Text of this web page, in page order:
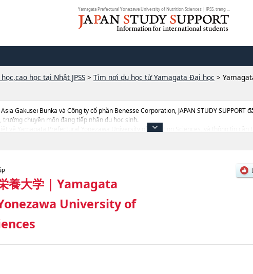
Yamagata Prefectural Yonezawa University of Nutrition Sciences | JPSS, trang ...
học tại Nhật JPSS > Tìm nơi du học từ Yamagata Đại học >
Gakusei Bunka và Công ty cổ phần Benesse Corporation, JAPAN STUDY
chuyên môn đang tiếp nhận du học sinh.
về Yamagata Prefectural Yonezawa University of Nutrition Sciences, và thông tin cần
養大学 | Yamagata
University of